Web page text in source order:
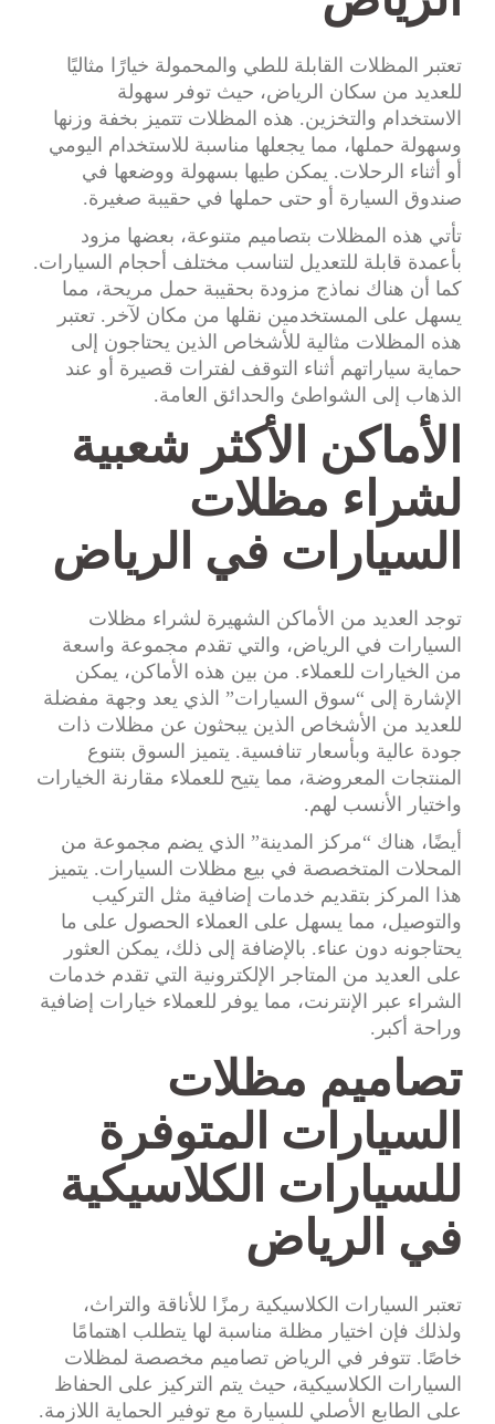
تعتبر المظلات القابلة للطي والمحمولة خيارًا مثاليًا
للعديد من سكان الرياض، حيث توفر سهولة
الاستخدام والتخزين. هذه المظلات تتميز بخفة وزنها
وسهولة حملها، مما يجعلها مناسبة للاستخدام اليومي
أو أثناء الرحلات. يمكن طيها بسهولة ووضعها في
صندوق السيارة أو حتى حملها في حقيبة صغيرة.
تأتي هذه المظلات بتصاميم متنوعة، بعضها مزود
بأعمدة قابلة للتعديل لتناسب مختلف أحجام السيارات.
كما أن هناك نماذج مزودة بحقيبة حمل مريحة، مما
يسهل على المستخدمين نقلها من مكان لآخر. تعتبر
هذه المظلات مثالية للأشخاص الذين يحتاجون إلى
حماية سياراتهم أثناء التوقف لفترات قصيرة أو عند
الذهاب إلى الشواطئ والحدائق العامة.
الأماكن الأكثر شعبية
لشراء مظلات
السيارات في الرياض
توجد العديد من الأماكن الشهيرة لشراء مظلات
السيارات في الرياض، والتي تقدم مجموعة واسعة
من الخيارات للعملاء. من بين هذه الأماكن، يمكن
الإشارة إلى “سوق السيارات” الذي يعد وجهة مفضلة
للعديد من الأشخاص الذين يبحثون عن مظلات ذات
جودة عالية وبأسعار تنافسية. يتميز السوق بتنوع
المنتجات المعروضة، مما يتيح للعملاء مقارنة الخيارات
واختيار الأنسب لهم.
أيضًا، هناك “مركز المدينة” الذي يضم مجموعة من
المحلات المتخصصة في بيع مظلات السيارات. يتميز
هذا المركز بتقديم خدمات إضافية مثل التركيب
والتوصيل، مما يسهل على العملاء الحصول على ما
يحتاجونه دون عناء. بالإضافة إلى ذلك، يمكن العثور
على العديد من المتاجر الإلكترونية التي تقدم خدمات
الشراء عبر الإنترنت، مما يوفر للعملاء خيارات إضافية
وراحة أكبر.
تصاميم مظلات
السيارات المتوفرة
للسيارات الكلاسيكية
في الرياض
تعتبر السيارات الكلاسيكية رمزًا للأناقة والتراث،
ولذلك فإن اختيار مظلة مناسبة لها يتطلب اهتمامًا
خاصًا. تتوفر في الرياض تصاميم مخصصة لمظلات
السيارات الكلاسيكية، حيث يتم التركيز على الحفاظ
على الطابع الأصلي للسيارة مع توفير الحماية اللازمة.